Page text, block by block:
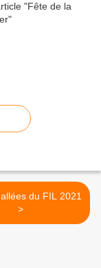
du FIL 2021
>